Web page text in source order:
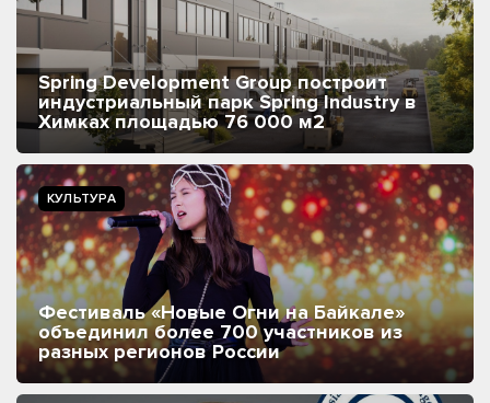
Spring Development Group построит
индустриальный парк Spring Industry в
Химках площадью 76 000 м2
КУЛЬТУРА
Фестиваль «Новые Огни на Байкале»
объединил более 700 участников из
разных регионов России